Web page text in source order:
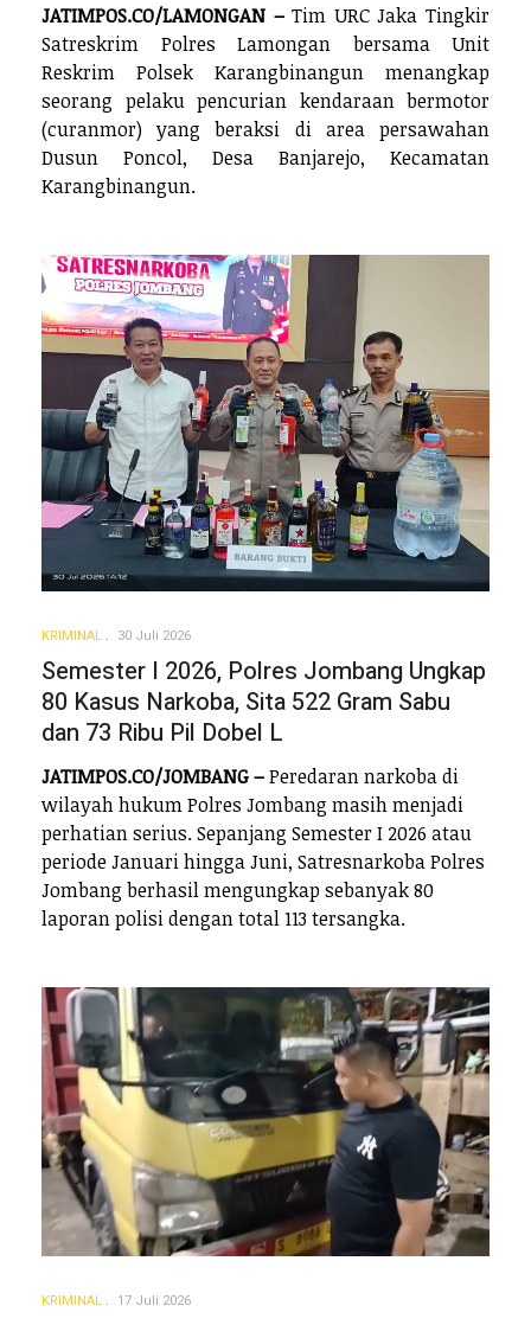
JATIMPOS.CO/LAMONGAN –Tim URC Jaka Tingkir
Satreskrim Polres Lamongan bersama Unit
Reskrim Polsek Karangbinangun menangkap
seorang pelaku pencurian kendaraan bermotor
(curanmor) yang beraksi di area persawahan
Dusun Poncol, Desa Banjarejo, Kecamatan
Karangbinangun.
KRIMINAL 30 Juli 2026
Semester I 2026, Polres Jombang Ungkap
80 Kasus Narkoba, Sita 522 Gram Sabu
dan 73 Ribu Pil Dobel L
JATIMPOS.CO/JOMBANG –Peredaran narkoba di
wilayah hukum Polres Jombang masih menjadi
perhatian serius. Sepanjang Semester I 2026 atau
periode Januari hingga Juni, Satresnarkoba Polres
Jombang berhasil mengungkap sebanyak 80
laporan polisi dengan total 113 tersangka.
KRIMINAL 17 Juli 2026